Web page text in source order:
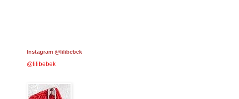
Instagram @lilibebek
@lilibebek